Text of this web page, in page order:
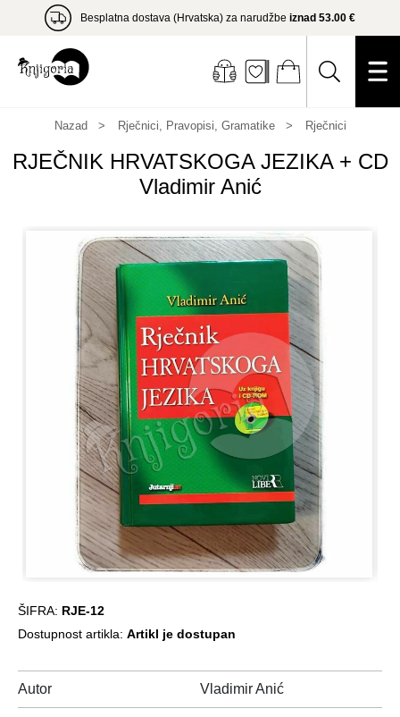
Besplatna dostava (Hrvatska) za narudžbe iznad 53.00 €
Nazad Rječnici, Pravopisi, Gramatike Rječnici
RJEČNIK HRVATSKOGA JEZIKA + CD
Vladimir Anić
ŠIFRA: RJE-12
Dostupnost artikla: Artikl je dostupan
Autor Vladimir Anić